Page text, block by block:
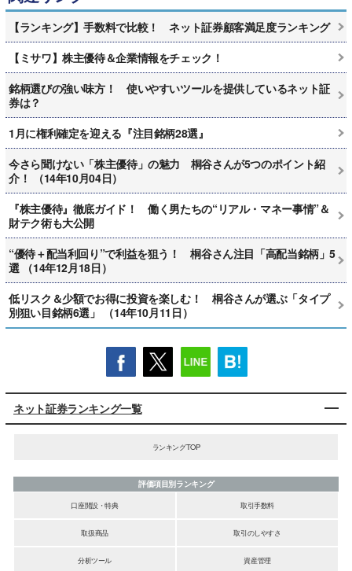
【ランキング】手数料で比較！ ネット証券顧客満足度ランキング
【ミサワ】株主優待＆企業情報をチェック！
銘柄選びの強い味方！ 使いやすいツールを提供しているネット証
券は？
1月に権利確定を迎える『注目銘柄28選』
今さら聞けない「株主優待」の魅力 桐谷さんが5つのポイント紹
介！ （14年10月04日）
『株主優待』徹底ガイド！ 働く男たちの“リアル・マネー事情”＆
財テク術も大公開
“優待＋配当利回り”で利益を狙う！ 桐谷さん注目「高配当銘柄」5
選 （14年12月18日）
低リスク＆少額でお得に投資を楽しむ！ 桐谷さんが選ぶ「タイプ
別狙い目銘柄6選」 （14年10月11日）
ネット証券ランキング一覧
ランキングTOP
評価項目別ランキング
口座開設・特典
取引手数料
取扱商品 取引のしやすさ
分析ツール 資産管理